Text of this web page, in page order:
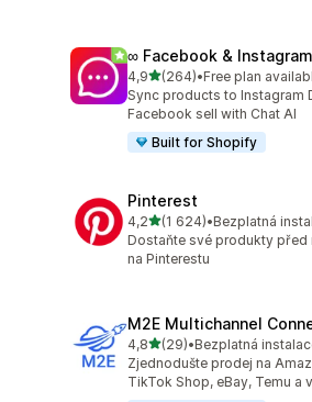
∞ Facebook &
4,9z 5 hvězd
(264)
Celkový počet recenzí: 264
•Free plan
Sync products to Instagram
Facebook sell with Chat AI
Built for Shopify
Pinterest
4,2z 5 hvězd
(1 624)
Celkový počet recenzí: 1624
•Bezplatná
Dostaňte své produkty před
na Pinterestu
M2E Multichannel
4,8z 5 hvězd
(29)
Celkový počet recenzí: 29
•Bezplatná
Zjednodušte prodej na
TikTok Shop, eBay, Temu a